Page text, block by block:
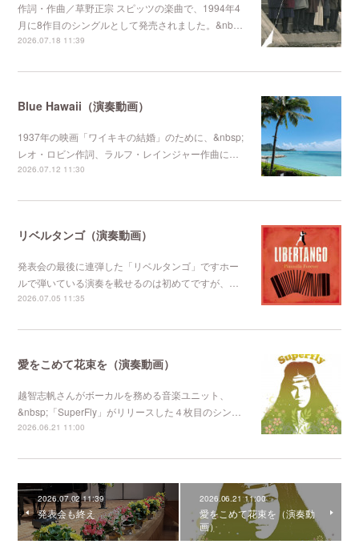
作詞・作曲／草野正宗 スピッツの楽曲で、1994年4
月に8作目のシングルとして発売されました。&nb…
2026.07.18 11:39
Blue Hawaii（演奏動画）
1937年の映画「ワイキキの結婚」のために、&nbsp;
レオ・ロビン作詞、ラルフ・レインジャー作曲に…
2026.07.12 11:30
リベルタンゴ（演奏動画）
発表会の最後に連弾した「リベルタンゴ」ですホー
ルで弾いている演奏を載せるのは初めてですが、…
2026.07.05 11:35
愛をこめて花束を（演奏動画）
越智志帆さんがボーカルを務める音楽ユニット、
&nbsp;「SuperFly」がリリースした４枚目のシン…
2026.06.21 11:00
2026.07.02 11:39
発表会も終え
2026.06.21 11:00
愛をこめて花束を（演奏動
画）